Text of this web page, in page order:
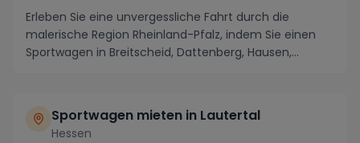
Erleben Sie eine unvergessliche Fahrt durch die
malerische Region Rheinland-Pfalz, indem Sie einen
Sportwagen in Breitscheid, Dattenberg, Hausen,
Sportwagen mieten in Lautertal
Hessen